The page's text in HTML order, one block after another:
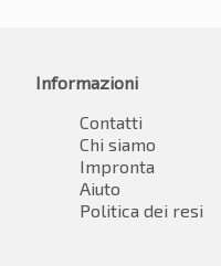
Informazioni
Contatti
Chi siamo
Impronta
Aiuto
Politica dei resi